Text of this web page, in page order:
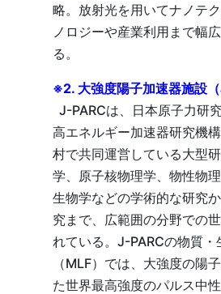
略。放射光を用いてナノテ
ノロジーや産業利用まで幅
る。
※2. 大強度陽子加速器施設（
J-PARCは、日本原子力研
高エネルギー加速器研究機
村で共同運営している大型
学、原子核物理学、物性物
生物学などの学術的な研究
究まで、広範囲の分野での
れている。J-PARCの物質・
（MLF）では、大強度の陽
た世界最高強度のパルス中